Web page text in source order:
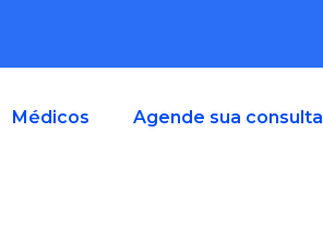
Médicos Agende sua consulta